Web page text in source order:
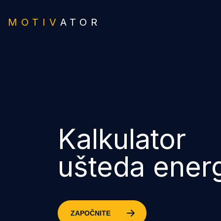
MOTIV ATOR
Kalkulator
ušteda
ZAPOČNITE